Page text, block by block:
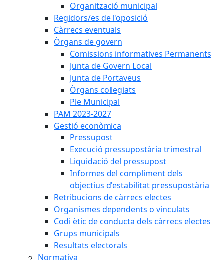
Organització municipal
Regidors/es de l'oposició
Càrrecs eventuals
Òrgans de govern
Comissions informatives Permanents
Junta de Govern Local
Junta de Portaveus
Òrgans col·legiats
Ple Municipal
PAM 2023-2027
Gestió econòmica
Pressupost
Execució pressupostària trimestral
Liquidació del pressupost
Informes del compliment dels
objectius d'estabilitat pressupostària
Retribucions de càrrecs electes
Organismes dependents o vinculats
Codi ètic de conducta dels càrrecs electes
Grups municipals
Resultats electorals
Normativa